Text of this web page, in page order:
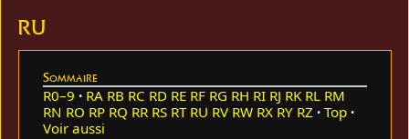
RU
Sommaire
R0–9 RA RB RC RD RE RF RG RH RI RJ RK RL RM
RN RO RP RQ RR RS RT RU RV RW RX RY RZ
Top
Voir aussi